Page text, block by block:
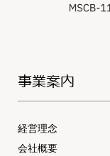
事業案内
経営理念
会社概要